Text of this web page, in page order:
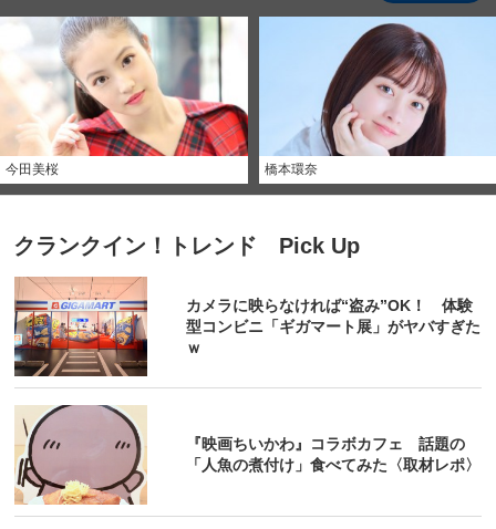
今田美桜 橋本環奈
クランクイン！トレンド Pick Up
カメラに映らなければ“盗み”OK！ 体験
型コンビニ「ギガマート展」がヤバすぎた
ｗ
『映画ちいかわ』コラボカフェ 話題の
「人魚の煮付け」食べてみた〈取材レポ〉